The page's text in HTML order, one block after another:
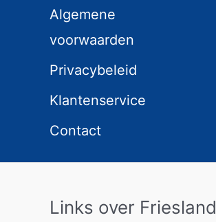
Algemene
voorwaarden
Privacybeleid
Klantenservice
Contact
Links over Friesland